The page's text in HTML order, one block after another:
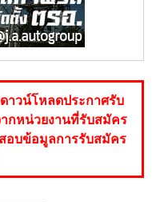
าวน์โหลดประกาศรับ
กหน่วยงานที่รับสมัคร
อบข้อมูลการรับสมัคร